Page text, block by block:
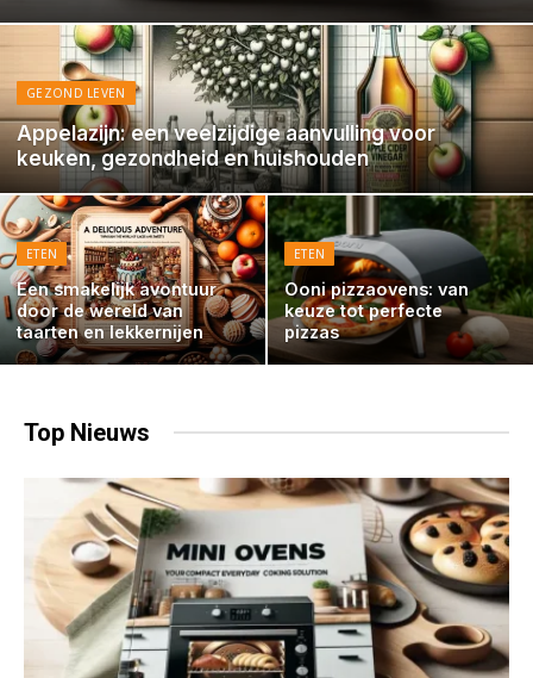
GEZOND LEVEN
Appelazijn: een veelzijdige aanvulling voor
keuken, gezondheid en huishouden
ETEN
Een smakelijk avontuur
door de wereld van
taarten en lekkernijen
ETEN
Ooni pizzaovens: van
keuze tot perfecte
pizzas
Top Nieuws